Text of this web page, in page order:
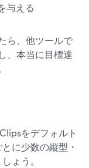
与える
ら、他ツールで
、本当に目標達
をデフォルト
に少数の縦型・
ょう。